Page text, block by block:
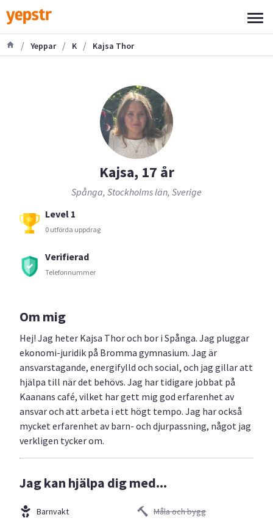
/ Yeppar / K / Kajsa Thor
Kajsa, 17 år
Spånga, Stockholms län, Sverige
Level 1
0 utförda uppdrag
Verifierad
Telefonnummer
Om mig
Hej! Jag heter Kajsa Thor och bor i Spånga. Jag pluggar
ekonomi-juridik på Bromma gymnasium. Jag är
ansvarstagande, energifylld och social, och jag gillar att
hjälpa till när det behövs. Jag har tidigare jobbat på
Kaanans café, vilket har gett mig god erfarenhet av
ansvar och att arbeta i ett högt tempo. Jag har också
mycket erfarenhet av barn- och djurpassning, något jag
verkligen tycker om.
Jag kan hjälpa dig med...
Barnvakt
Måla och bygg